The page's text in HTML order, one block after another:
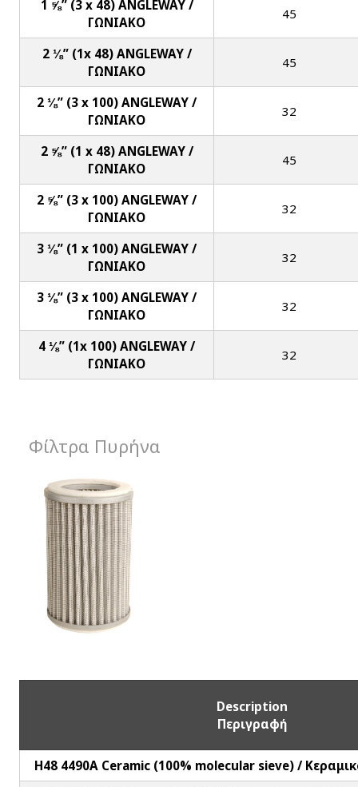
1 ⅝” (3 x 48) ANGLEWAY /
ΓΩΝΙΑΚΟ
45
2 ⅛” (1x 48) ANGLEWAY /
ΓΩΝΙΑΚΟ
45
2 ⅛” (3 x 100) ANGLEWAY /
ΓΩΝΙΑΚΟ
32
2 ⅝” (1 x 48) ANGLEWAY /
ΓΩΝΙΑΚΟ
45
2 ⅝” (3 x 100) ANGLEWAY /
ΓΩΝΙΑΚΟ
32
3 ⅛” (1 x 100) ANGLEWAY /
ΓΩΝΙΑΚΟ
32
3 ⅛” (3 x 100) ANGLEWAY /
ΓΩΝΙΑΚΟ
32
4 ⅛” (1x 100) ANGLEWAY /
ΓΩΝΙΑΚΟ
32
Φίλτρα Πυρήνα
Description
Περιγραφή
H48 4490A Ceramic (100% molecular sieve) /